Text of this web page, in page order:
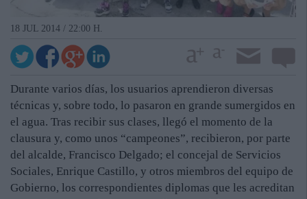
18 JUL 2014 / 22:00 H.
Durante varios días, los usuarios aprendieron diversas
técnicas y, sobre todo, lo pasaron en grande sumergidos en
el agua. Tras recibir sus clases, llegó el momento de la
clausura y, como unos “campeones”, recibieron, por parte
del alcalde, Francisco Delgado; el concejal de Servicios
Sociales, Enrique Castillo, y otros miembros del equipo de
Gobierno, los correspondientes diplomas que les acreditan